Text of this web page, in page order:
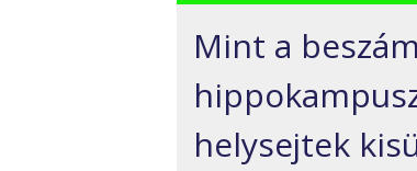
Mint a
helysejtek